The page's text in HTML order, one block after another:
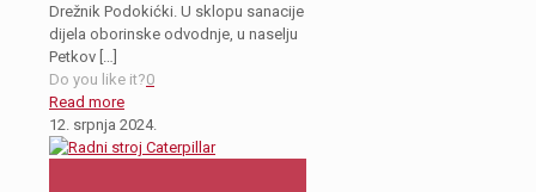
Drežnik Podokićki. U sklopu sanacije
dijela oborinske odvodnje, u naselju
Petkov […]
Do you like it?0
Read more
12. srpnja 2024.